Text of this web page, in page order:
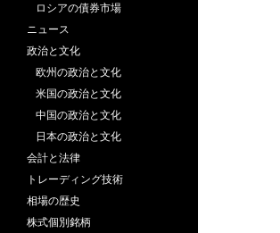
ロシアの債券市場
ニュース
政治と文化
欧州の政治と文化
米国の政治と文化
中国の政治と文化
日本の政治と文化
会計と法律
トレーディング技術
相場の歴史
株式個別銘柄